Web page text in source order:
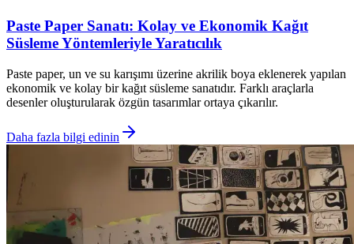
Paste Paper Sanatı: Kolay ve Ekonomik Kağıt
Süsleme Yöntemleriyle Yaratıcılık
Paste paper, un ve su karışımı üzerine akrilik boya eklenerek yapılan
ekonomik ve kolay bir kağıt süsleme sanatıdır. Farklı araçlarla
desenler oluşturularak özgün tasarımlar ortaya çıkarılır.
Daha fazla bilgi edinin